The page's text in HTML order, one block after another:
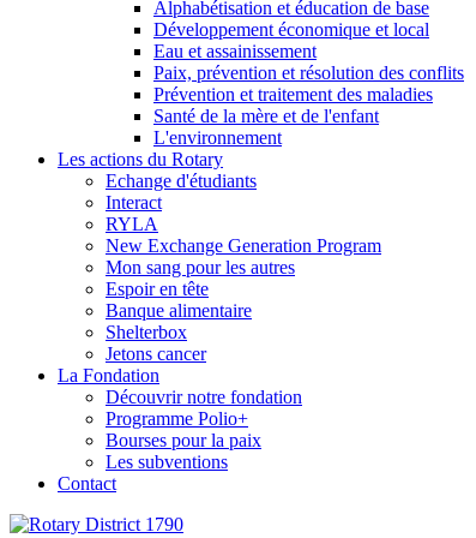
Alphabétisation et éducation de base
Développement économique et local
Eau et assainissement
Paix, prévention et résolution des conflits
Prévention et traitement des maladies
Santé de la mère et de l'enfant
L'environnement
Les actions du Rotary
Echange d'étudiants
Interact
RYLA
New Exchange Generation Program
Mon sang pour les autres
Espoir en tête
Banque alimentaire
Shelterbox
Jetons cancer
La Fondation
Découvrir notre fondation
Programme Polio+
Bourses pour la paix
Les subventions
Contact